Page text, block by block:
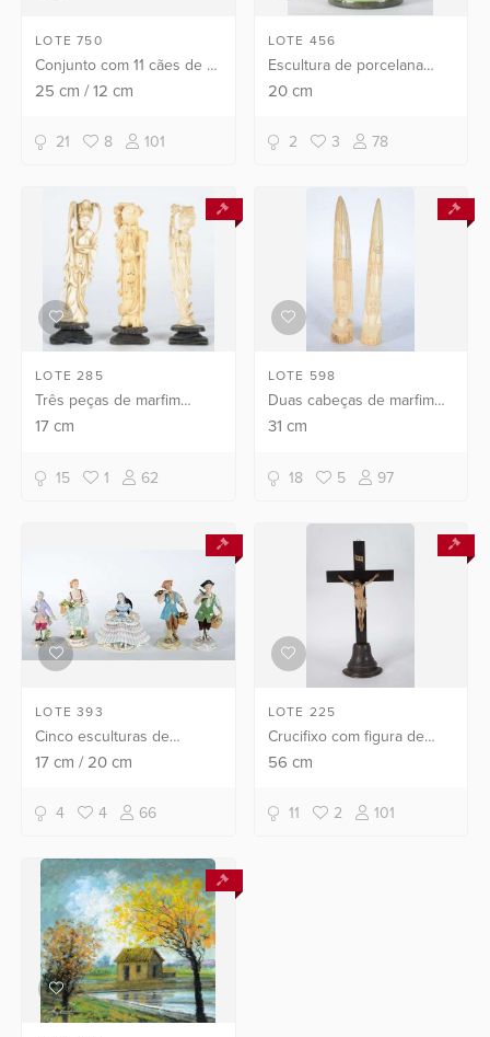
LOTE 750
Conjunto com 11 cães de fó
diversos de porcelana
Duas delas com pequenos
25cm/12cm
21 8 101
LOTE 456
Escultura de porcelana
policromada
20 cm
2 3 78
LOTE 285
Três peças de marfim
representando duas
bases de madeira.
17cm
15 1 62
LOTE 598
Duas cabeças de marfim
africano.
31 cm
18 5 97
LOTE 393
Cinco esculturas de
porcelana policromada,
nobre, tres camponeses e
17cm/20cm
4 4 66
LOTE 225
Crucifixo com figura de
Cristo de madeira
56 cm
11 2 101